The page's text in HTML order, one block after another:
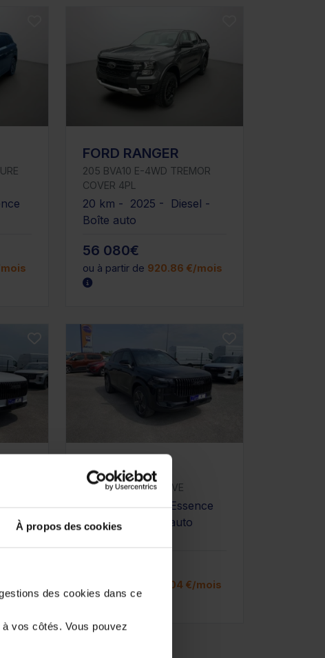
À propos des cookies
des cookies dans ce
vos côtés. Vous pouvez
FORD RANGER
205 BVA10 E-4WD TREMOR
COVER 4PL
20 km - 2025 - Diesel -
Boîte auto
56 080€
ou à partir de 920.86 €/mois
JAECOO J7
1.5 PHEV - SELECTIVE
10 km - 2026 - Essence
Hybride - Boîte auto
526.04 €/mois